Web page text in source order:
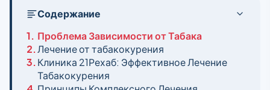
Содержание
1. Проблема Зависимости от Табака
2.Лечение от табакокурения
3.Клиника 21Рехаб: Эффективное Лечение
Табакокурения